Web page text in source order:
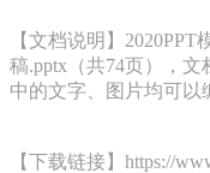
【文档说明】
稿.pptx（共74页），文
中的文字、图片均可以
【下载链接】https://